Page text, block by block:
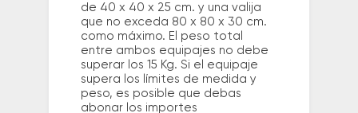
de 40 x 40 x 25 cm. y una valija
que no exceda 80 x 80 x 30 cm.
como máximo. El peso total
entre ambos equipajes no debe
superar los 15 Kg. Si el equipaje
supera los límites de medida y
peso, es posible que debas
abonar los importes